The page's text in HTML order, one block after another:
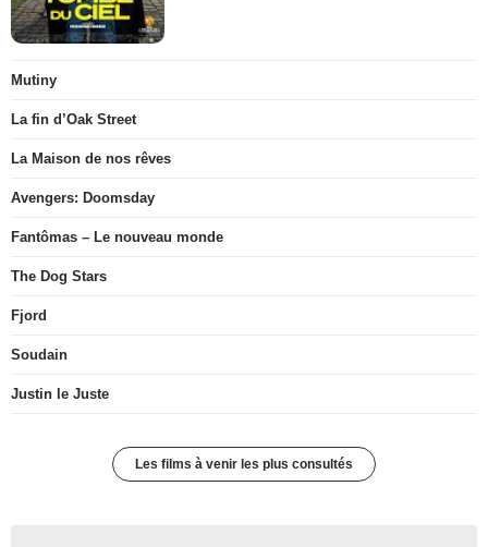
Mutiny
La fin d’Oak Street
La Maison de nos rêves
Avengers: Doomsday
Fantômas – Le nouveau monde
The Dog Stars
Fjord
Soudain
Justin le Juste
Les films à venir les plus consultés